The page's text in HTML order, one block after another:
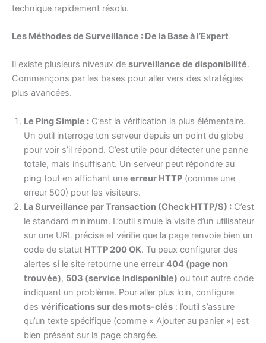
technique rapidement résolu.
Les Méthodes de Surveillance : De la Base à l’Expert
Il existe plusieurs niveaux de surveillance de disponibilité.
Commençons par les bases pour aller vers des stratégies
plus avancées.
Le Ping Simple : C’est la vérification la plus élémentaire.
Un outil interroge ton serveur depuis un point du globe
pour voir s’il répond. C’est utile pour détecter une panne
totale, mais insuffisant. Un serveur peut répondre au
ping tout en affichant une erreur HTTP (comme une
erreur 500) pour les visiteurs.
La Surveillance par Transaction (Check HTTP/S) : C’est
le standard minimum. L’outil simule la visite d’un utilisateur
sur une URL précise et vérifie que la page renvoie bien un
code de statut HTTP 200 OK. Tu peux configurer des
alertes si le site retourne une erreur 404 (page non
trouvée), 503 (service indisponible) ou tout autre code
indiquant un problème. Pour aller plus loin, configure
des vérifications sur des mots-clés : l’outil s’assure
qu’un texte spécifique (comme « Ajouter au panier ») est
bien présent sur la page chargée.